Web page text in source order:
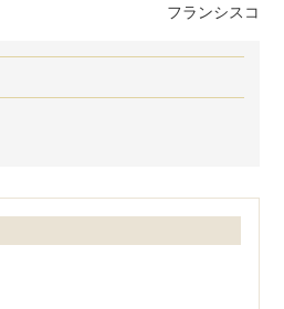
フランシスコ